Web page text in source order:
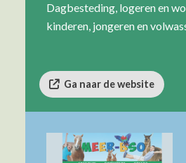
Dagbesteding, logeren en
kinderen, jongeren en
Ga naar de website